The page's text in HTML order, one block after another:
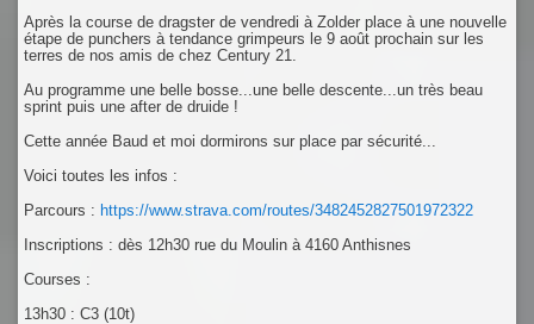
Après la course de dragster de vendredi à Zolder place à une nouvelle
étape de punchers à tendance grimpeurs le 9 août prochain sur les
terres de nos amis de chez Century 21.
Au programme une belle bosse...une belle descente...un très beau
sprint puis une after de druide !
Cette année Baud et moi dormirons sur place par sécurité...
Voici toutes les infos :
Parcours : https://www.strava.com/routes/3482452827501972322
Inscriptions : dès 12h30 rue du Moulin à 4160 Anthisnes
Courses :
13h30 : C3 (10t)